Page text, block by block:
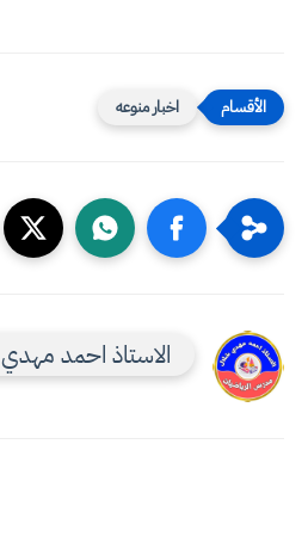
اخبار منوعه
الاستاذ احمد مهدي 1